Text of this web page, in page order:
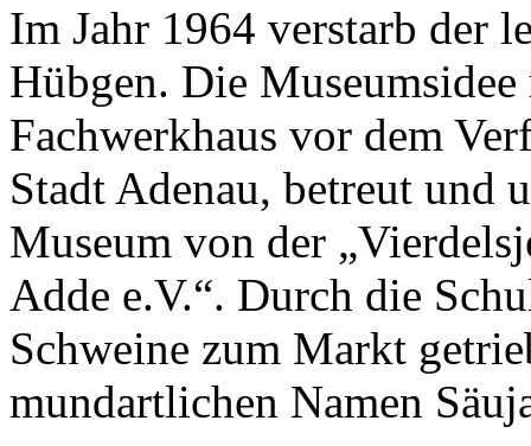
Im Jahr 1964 verstarb der
Hübgen. Die Museumsidee
Fachwerkhaus vor dem
Stadt Adenau, betreut und
Museum von der
Adde e.V.“. Durch die
Schweine zum Markt
mundartlichen Namen